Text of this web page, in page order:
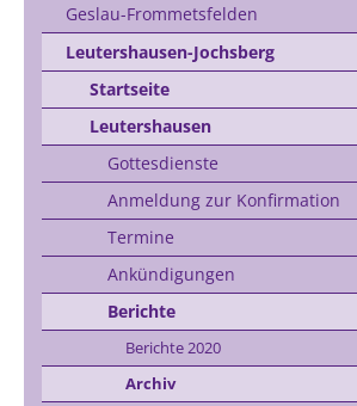
Geslau-Frommetsfelden
Leutershausen-Jochsberg
Startseite
Leutershausen
Gottesdienste
Anmeldung zur Konfirmation
Termine
Ankündigungen
Berichte
Berichte 2020
Archiv